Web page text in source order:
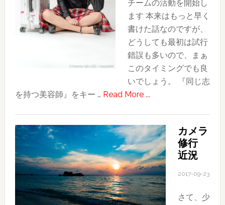
チームの活動を開始し
ます 本来はもっと早く
書けた話なのですが、
どうしても最初は試行
錯誤も多いので、まぁ
このタイミングでも良
いでしょう。 『同じ志
を持つ美容師』をキー … Read More ...about
動
“Do
more!!!
Hairdressers.”
カメラ
修行
近況
2017-09-23
さて、少